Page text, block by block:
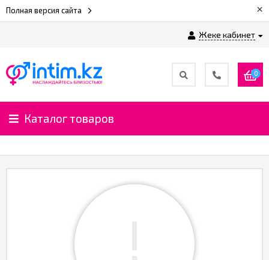
Полная версия сайта ×
Жеке кабинет
0
Каталог товаров